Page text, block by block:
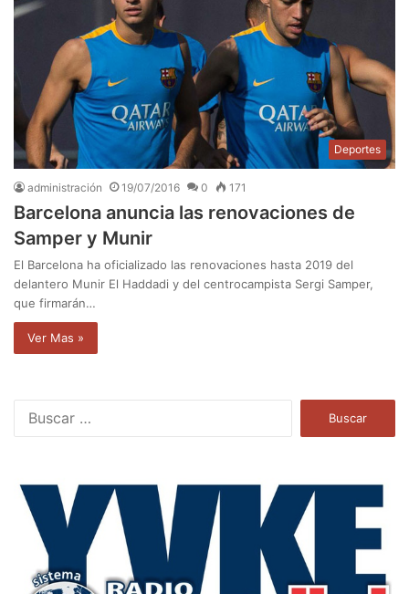
Deportes
administración 19/07/2016 0 171
Barcelona anuncia las renovaciones de
Samper y Munir
El Barcelona ha oficializado las renovaciones hasta 2019 del
delantero Munir El Haddadi y del centrocampista Sergi Samper,
que firmarán…
Ver Mas »
a